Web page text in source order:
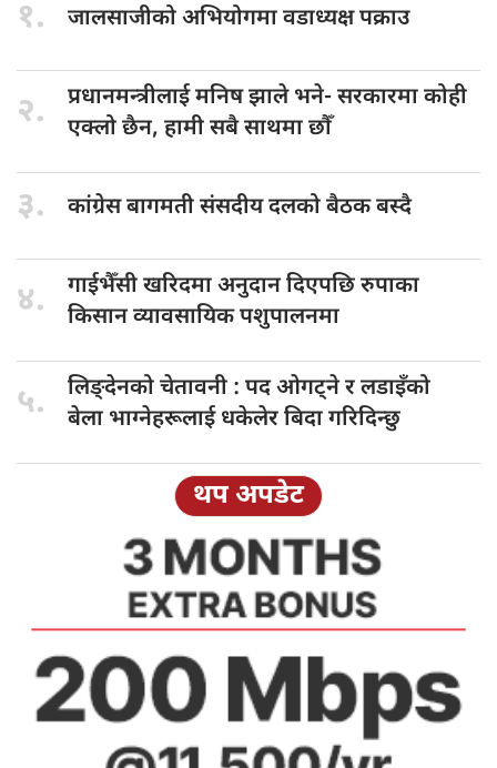
१. जालसाजीको अभियोगमावडाध्यक्ष पक्राउ
२. प्रधानमन्त्रीलाई मनिषझाले भने- सरकारमा कोही
एक्लो छैन, हामी सबै साथमा छौँ
३. कांग्रेस बागमतीसंसदीय दलको बैठक बस्दै
४. गाईभैँसी खरिदमाअनुदान दिएपछि रुपाका
किसान व्यावसायिक पशुपालनमा
५. लिङ्देनको चेतावनी : पद ओगट्ने र लडाइँको
बेला भाग्नेहरूलाई धकेलेर बिदा गरिदिन्छु
थप अपडेट